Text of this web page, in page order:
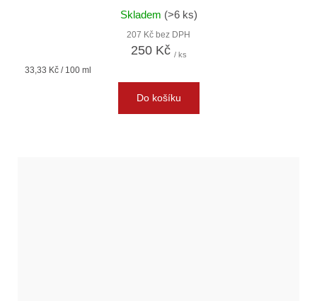
Skladem (>6 ks)
207 Kč bez DPH
250 Kč / ks
Měrná
33,33 Kč / 100 ml
Do košíku